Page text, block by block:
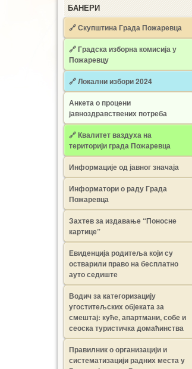
БАНЕРИ
🔗 Скупштина Града Пожаревца
🔗Градска изборна комисија у
Пожаревцу
🔗 Локални избори 2024
Анкета о процени
јавноздравствених потреба
🔗 Квалитет ваздуха на
територији града Пожаревца
Информације од јавног значаја
Информатори о раду Града
Пожаревца
Захтев за издавање “Поносне
картице”
Евиденција родитеља који су
остварили право на бесплатно
ауто седиште
Водич за категоризацију
угоститељских објеката за
смештај: куће, апартмани, собе и
сеоска туристичка домаћинства
Правилник о организацији и
систематизацији радних места у